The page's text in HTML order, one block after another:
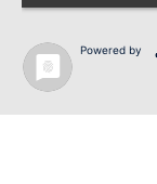
Powered by